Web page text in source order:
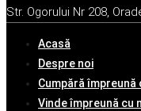
Str. Ogorului Nr 208,
Acasă
Despre noi
Cumpără împreună
Vinde împreună cu